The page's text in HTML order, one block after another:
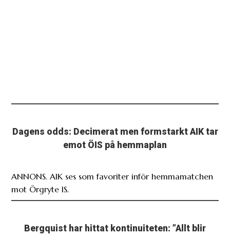
Dagens odds: Decimerat men formstarkt AIK tar
emot ÖIS på hemmaplan
ANNONS. AIK ses som favoriter inför hemmamatchen
mot Örgryte IS.
Bergquist har hittat kontinuiteten: ”Allt blir